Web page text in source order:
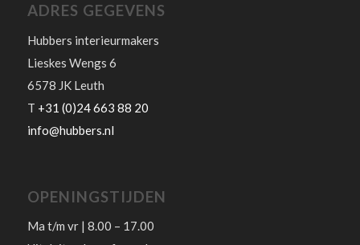
ADRES GEGEVENS
Hubbers interieurmakers
Lieskes Wengs 6
6578 JK Leuth
T +31 (0)24 663 88 20
info@hubbers.nl
OPENINGSTIJDEN
Ma t/m vr | 8.00 – 17.00